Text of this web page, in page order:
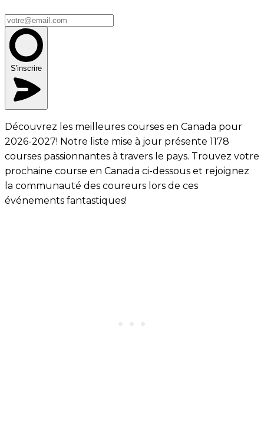
S'inscrire
Découvrez les meilleures courses en Canada pour
2026-2027! Notre liste mise à jour présente 1178
courses passionnantes à travers le pays. Trouvez votre
prochaine course en Canada ci-dessous et rejoignez
la communauté des coureurs lors de ces
événements fantastiques!